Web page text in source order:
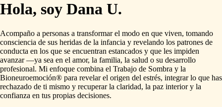
Hola, soy Dana U.
Acompaño a personas a transformar el modo en que viven, tomando
consciencia de sus heridas de la infancia y revelando los patrones de
conducta en los que se encuentran estancados y que les impiden
avanzar —ya sea en el amor, la familia, la salud o su desarrollo
profesional. Mi enfoque combina el Trabajo de Sombra y la
Bioneuroemoción® para revelar el origen del estrés, integrar lo que has
rechazado de ti mismo y recuperar la claridad, la paz interior y la
confianza en tus propias decisiones.